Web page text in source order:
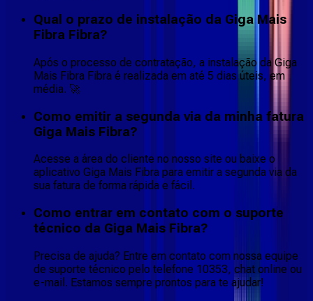
Qual o prazo de instalação da Giga Mais
Fibra Fibra?
Após o processo de contratação, a instalação da Giga
Mais Fibra Fibra é realizada em até 5 dias úteis, em
média. 🚀
Como emitir a segunda via da minha fatura
Giga Mais Fibra?
Acesse a área do cliente no nosso site ou baixe o
aplicativo Giga Mais Fibra para emitir a segunda via da
sua fatura de forma rápida e fácil.
Como entrar em contato com o suporte
técnico da Giga Mais Fibra?
Precisa de ajuda? Entre em contato com nossa equipe
de suporte técnico pelo telefone 10353, chat online ou
e-mail. Estamos sempre prontos para te ajudar!